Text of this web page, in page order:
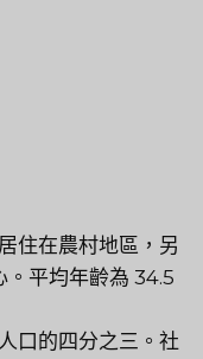
住在農村地區，另
。平均年齡為 34.5
口的四分之三。社